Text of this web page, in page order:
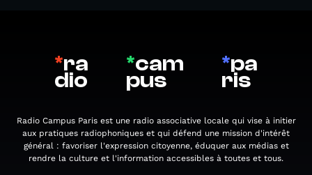
*ra
dio
*cam
pus
*pa
ris
Radio Campus Paris est une radio associative locale qui vise à initier
aux pratiques radiophoniques et qui défend une mission d'intérêt
général : favoriser l'expression citoyenne, éduquer aux médias et
rendre la culture et l'information accessibles à toutes et tous.